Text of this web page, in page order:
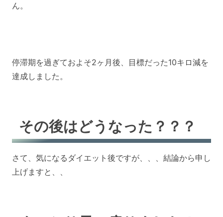
ん。
停滞期を過ぎておよそ2ヶ月後、目標だった10キロ減を
達成しました。
その後はどうなった？？？
さて、気になるダイエット後ですが、、、結論から申し
上げますと、、